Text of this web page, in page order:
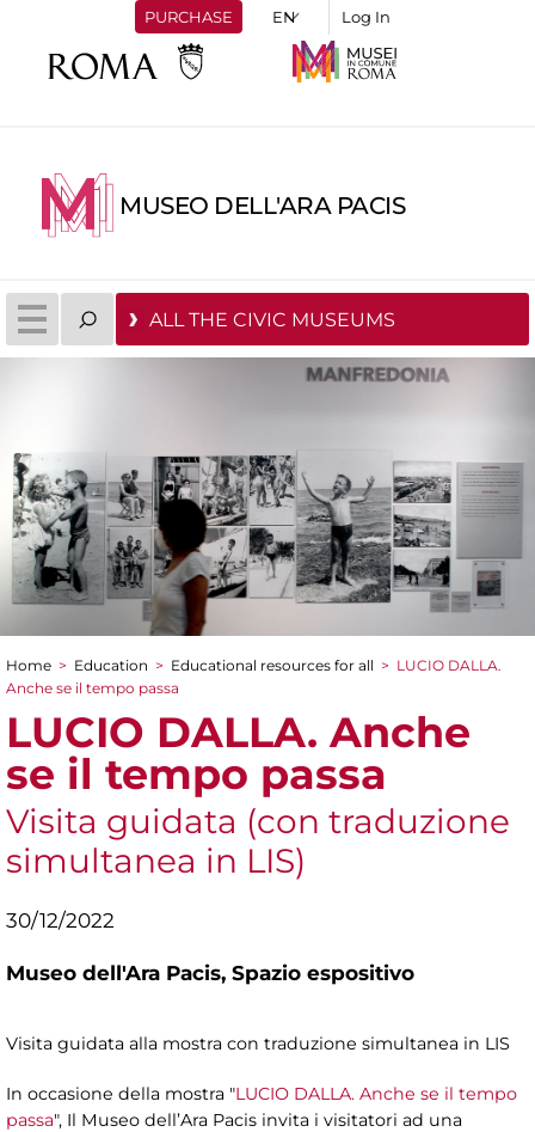
PURCHASE Log In
MUSEO DELL'ARA PACIS
ALL THE CIVIC MUSEUMS
You are here
Home > Education > Educational resources for all > LUCIO DALLA.
Anche se il tempo passa
LUCIO DALLA. Anche
se il tempo passa
Visita guidata (con traduzione
simultanea in LIS)
30/12/2022
Museo dell'Ara Pacis, Spazio espositivo
Visita guidata alla mostra con traduzione simultanea in LIS
In occasione della mostra "LUCIO DALLA. Anche se il tempo
passa", Il Museo dell’Ara Pacis invita i visitatori ad una